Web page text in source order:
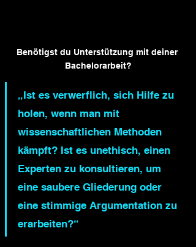
Benötigst du Unterstützung mit deiner
Bachelorarbeit?
„Ist es verwerflich, sich Hilfe zu
holen, wenn man mit
wissenschaftlichen Methoden
kämpft? Ist es unethisch, einen
Experten zu konsultieren, um
eine saubere Gliederung oder
eine stimmige Argumentation zu
erarbeiten?“